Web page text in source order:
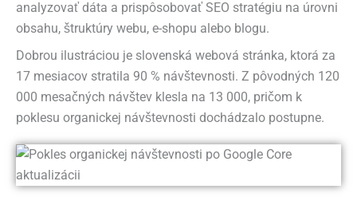
analyzovať dáta a prispôsobovať SEO stratégiu na úrovni
obsahu, štruktúry webu, e-shopu alebo blogu.
Dobrou ilustráciou je slovenská webová stránka, ktorá za
17 mesiacov stratila 90 % návštevnosti. Z pôvodných 120
000 mesačných návštev klesla na 13 000, pričom k
poklesu organickej návštevnosti dochádzalo postupne.